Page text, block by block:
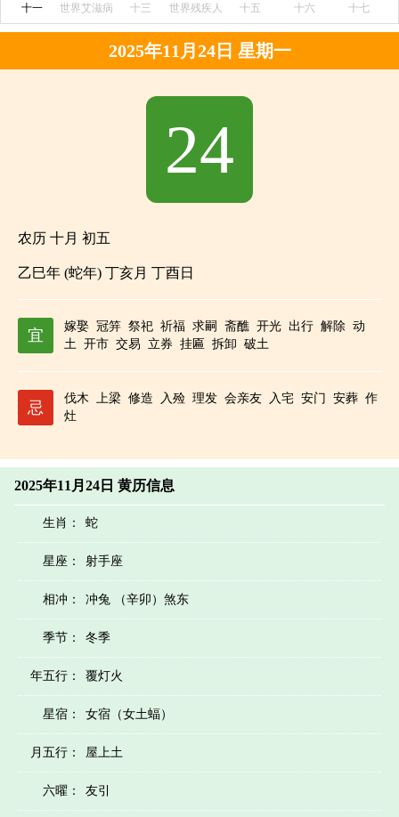
十一
世界艾滋病
日
十三
世界残疾人
日
十五 十六 十七
2025年11月24日 星期一
24
农历 十月 初五
乙巳年 (蛇年) 丁亥月 丁酉日
宜
嫁娶 冠笄 祭祀 祈福 求嗣 斋醮 开光 出行 解除 动
土 开市 交易 立券 挂匾 拆卸 破土
忌
伐木 上梁 修造 入殓 理发 会亲友 入宅 安门 安葬 作
灶
2025年11月24日 黄历信息
生肖： 蛇
星座： 射手座
相冲： 冲兔 （辛卯）煞东
季节： 冬季
年五行： 覆灯火
星宿： 女宿（女土蝠）
月五行： 屋上土
六曜： 友引